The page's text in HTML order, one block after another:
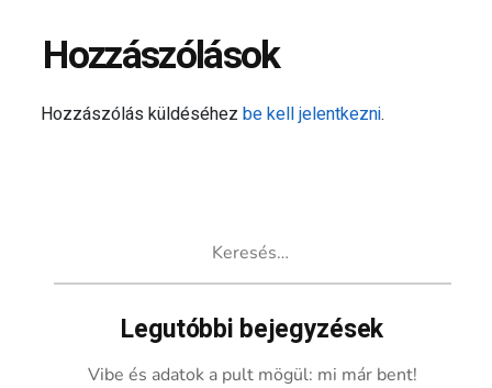
Hozzászólások
Hozzászólás küldéséhezbe kell jelentkezni.
Legutóbbi bejegyzések
Vibe és adatok a pult mögül: mi már bent!